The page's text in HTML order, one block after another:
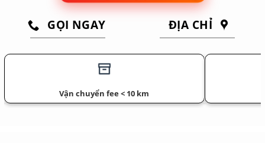
GỌI NGAY ĐỊA CHỈ
Vận chuyển fee < 10 km